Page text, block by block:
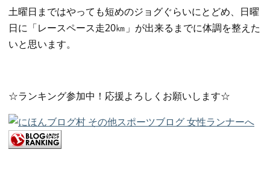
土曜日まではやっても短めのジョグぐらいにとどめ、日曜
日に「レースペース走20㎞」が出来るまでに体調を整えた
いと思います。
☆ランキング参加中！応援よろしくお願いします☆